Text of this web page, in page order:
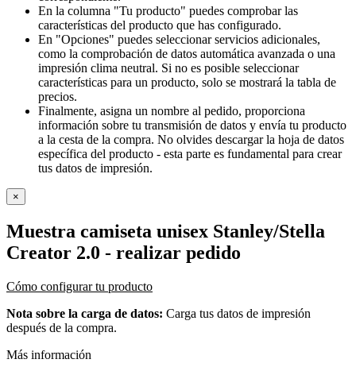
En la columna "Tu producto" puedes comprobar las
características del producto que has configurado.
En "Opciones" puedes seleccionar servicios adicionales,
como la comprobación de datos automática avanzada o una
impresión clima neutral. Si no es posible seleccionar
características para un producto, solo se mostrará la tabla de
precios.
Finalmente, asigna un nombre al pedido, proporciona
información sobre tu transmisión de datos y envía tu producto
a la cesta de la compra. No olvides descargar la hoja de datos
específica del producto - esta parte es fundamental para crear
tus datos de impresión.
×
Muestra camiseta unisex Stanley/Stella
Creator 2.0 - realizar pedido
Cómo configurar tu producto
Nota sobre la carga de datos: Carga tus datos de impresión
después de la compra.
Más información